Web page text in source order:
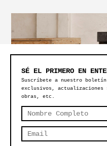
SÉ EL PRIMERO EN
Suscríbete a nuestro
exclusivos, actualizaciones
obras, etc.